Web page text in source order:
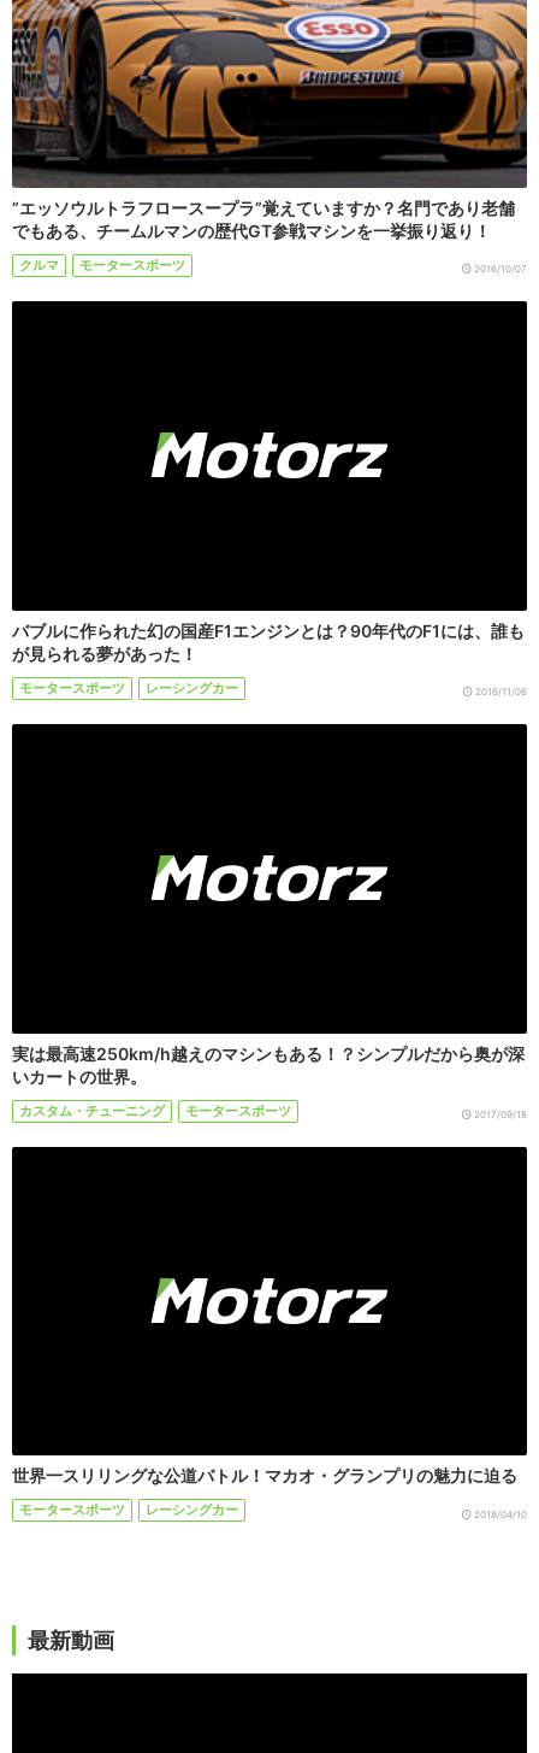
”エッソウルトラフロースープラ”覚えていますか？名門であり老舗
でもある、チームルマンの歴代GT参戦マシンを一挙振り返り！
クルマ モータースポーツ 2016/10/07
バブルに作られた幻の国産F1エンジンとは？90年代のF1には、誰も
が見られる夢があった！
モータースポーツ レーシングカー 2016/11/06
実は最高速250km/h越えのマシンもある！？シンプルだから奥が深
いカートの世界。
カスタム・チューニング モータースポーツ 2017/09/18
世界一スリリングな公道バトル！マカオ・グランプリの魅力に迫る
モータースポーツ レーシングカー 2018/04/10
最新動画